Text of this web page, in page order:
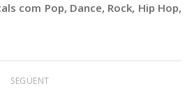
com Pop, Dance, Rock, Hip Hop,
SEGÜENT